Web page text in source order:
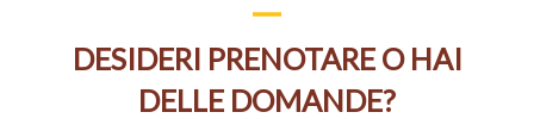
DESIDERI PRENOTARE O HAI
DELLE DOMANDE?